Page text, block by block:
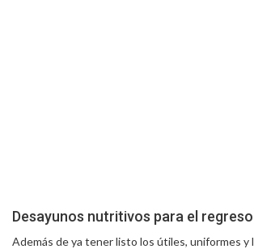
Desayunos nutritivos para el
Además de ya tener listo los útiles, uniformes y